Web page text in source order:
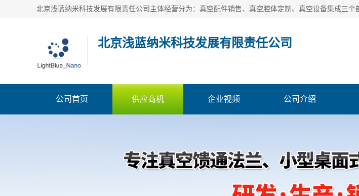
北京浅蓝纳米科技发展有限责任公司
公司首页 供应商机 企业视频 公司介绍